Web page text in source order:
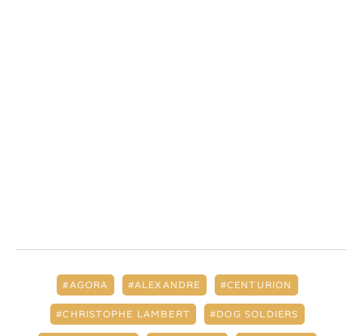
AGORA ALEXANDRE CENTURION
CHRISTOPHE LAMBERT DOG SOLDIERS